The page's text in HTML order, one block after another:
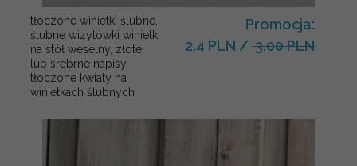
tłoczone winietki ślubne,
ślubne wizytówki winietki
na stół weselny, złote
lub srebrne napisy
tłoczone kwiaty na
winietkach ślubnych
Promocja:
2.4 PLN / 3.00 PLN